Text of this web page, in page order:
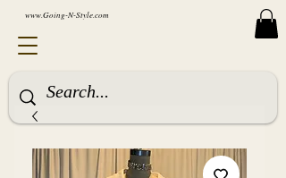
www.Going-N-Style.com